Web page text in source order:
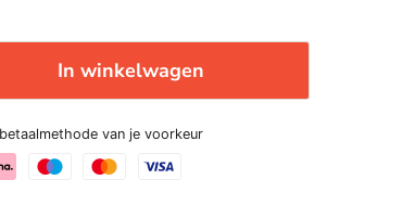
In winkelwagen
van je voorkeur